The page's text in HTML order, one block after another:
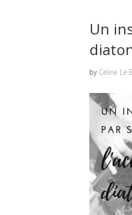
Un
by Céline Le